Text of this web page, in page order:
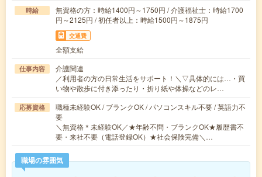
時給
無資格の方：時給1400円～1750円 / 介護福祉士：時給1700
円～2125円 / 初任者以上：時給1500円～1875円
交通費
全額支給
仕事内容
介護関連
／利用者の方の日常生活をサポート！＼▽具体的には…・買
い物や散歩に付き添ったり・折り紙や体操などのレ…
応募資格
職種未経験OK / ブランクOK / パソコンスキル不要 / 英語力不
要
＼無資格＊未経験OK／★年齢不問・ブランクOK★履歴書不
要・来社不要（電話登録OK）★社会保険完備＼…
職場の雰囲気